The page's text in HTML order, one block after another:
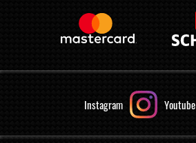
Instagram Youtube